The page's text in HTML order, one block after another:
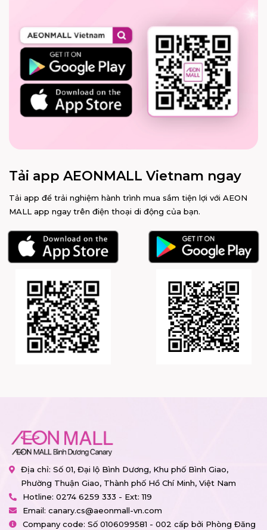
Tải app AEONMALL Vietnam ngay
Tải app để trải nghiệm hành trình mua sắm tiện lợi với AEON
MALL app ngay trên điện thoại di động của bạn.
Địa chỉ: Số 01, Đại lộ Bình Dương, Khu phố Bình Giao,
Phường Thuận Giao, Thành phố Hồ Chí Minh, Việt Nam
Hotline: 0274 6259 333 - Ext: 119
Email: canary.cs@aeonmall-vn.com
Company code: Số 0106099581 - 002 cấp bởi Phòng Đăng